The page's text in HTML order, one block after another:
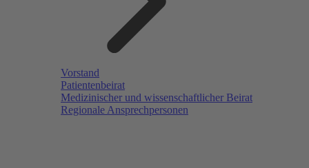
Vorstand
Patientenbeirat
Medizinischer und wissenschaftlicher Beirat
Regionale Ansprechpersonen